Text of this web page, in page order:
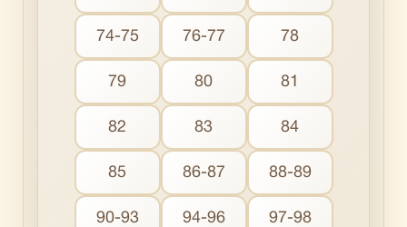
74-75 76-77 78
79 80 81
82 83 84
85 86-87 88-89
90-93 94-96 97-98